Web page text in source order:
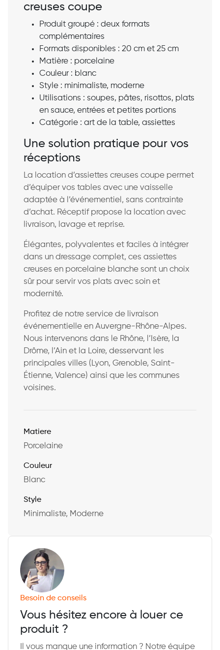
creuses coupe
Produit groupé : deux formats
complémentaires
Formats disponibles : 20 cm et 25 cm
Matière : porcelaine
Couleur : blanc
Style : minimaliste, moderne
Utilisations : soupes, pâtes, risottos, plats
en sauce, entrées et petites portions
Catégorie : art de la table, assiettes
Une solution pratique pour vos
réceptions
La location d’assiettes creuses coupe permet
d’équiper vos tables avec une vaisselle
adaptée à l’événementiel, sans contrainte
d’achat. Réceptif propose la location avec
livraison, lavage et reprise.
Élégantes, polyvalentes et faciles à intégrer
dans un dressage complet, ces assiettes
creuses en porcelaine blanche sont un choix
sûr pour servir vos plats avec soin et
modernité.
Profitez de notre service de livraison
événementielle en Auvergne-Rhône-Alpes.
Nous intervenons dans le Rhône, l’Isère, la
Drôme, l’Ain et la Loire, desservant les
principales villes (Lyon, Grenoble, Saint-
Étienne, Valence) ainsi que les communes
voisines.
Matiere
Porcelaine
Couleur
Blanc
Style
Minimaliste, Moderne
Besoin de conseils
Vous hésitez encore à louer ce
produit ?
Il vous manque une information ? Notre équipe